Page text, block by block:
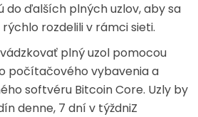
do ďalších plných uzlov, aby sa
rozdelili v rámci sieti.
plný uzol pomocou
počítačového vybavenia a
softvéru Bitcoin Core. Uzly by
denne, 7 dní v týždniZ